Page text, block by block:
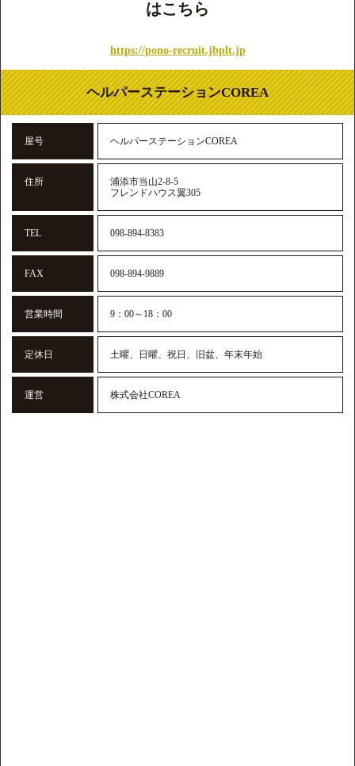
はこちら
https://pono-recruit.jbplt.jp
ヘルパーステーションCOREA
屋号 ヘルパーステーションCOREA
住所
浦添市当山2-8-5
フレンドハウス翼305
TEL 098-894-8383
FAX 098-894-9889
営業時間 9：00～18：00
定休日 土曜、日曜、祝日、旧盆、年末年始
運営 株式会社COREA